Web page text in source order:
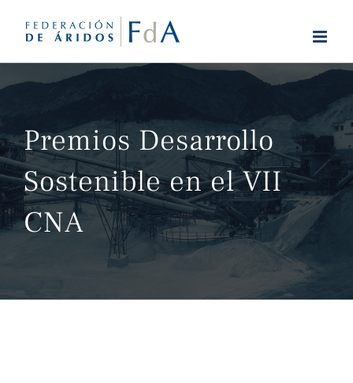
Premios Desarrollo
Sostenible en el VII
CNA